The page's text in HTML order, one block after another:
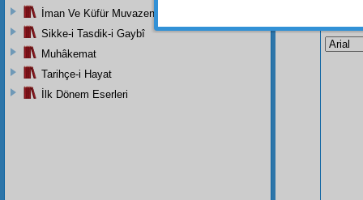
İman Ve Küfür Muvazeneleri
Sikke-i Tasdik-i Gaybî
Muhâkemat
Tarihçe-i Hayat
İlk Dönem Eserleri